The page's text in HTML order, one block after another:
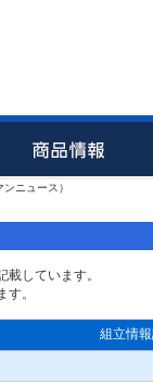
ニュース）
しています。
。
組立情